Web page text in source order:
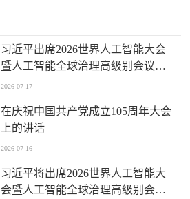
习近平出席2026世界人工智能大会
暨人工智能全球治理高级别会议开
幕式并发表主旨讲话
2026-07-17
在庆祝中国共产党成立105周年大会
上的讲话
2026-07-16
习近平将出席2026世界人工智能大
会暨人工智能全球治理高级别会议